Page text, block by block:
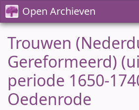
Open Archieven
Trouwen
Gereformeerd)
periode 1650-
Oedenrode